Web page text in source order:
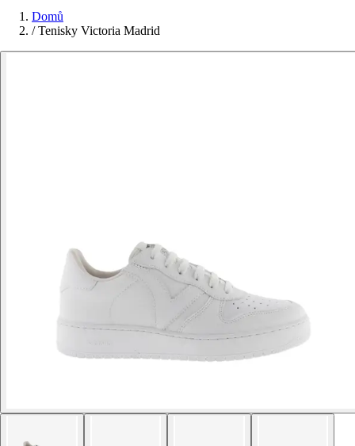
Domů
/ Tenisky Victoria Madrid